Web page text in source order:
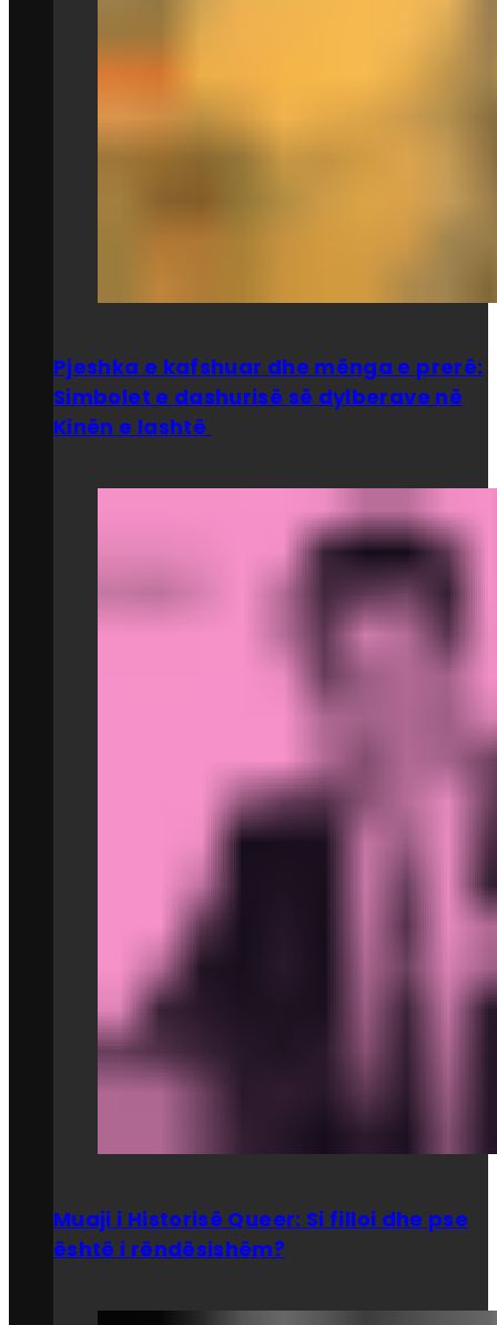
Pjeshka e kafshuar dhe mënga e prerë:
Simbolet e dashurisë së dylberave në
Kinën e lashtë
Muaji i Historisë Queer: Si filloi dhe pse
është i rëndësishëm?